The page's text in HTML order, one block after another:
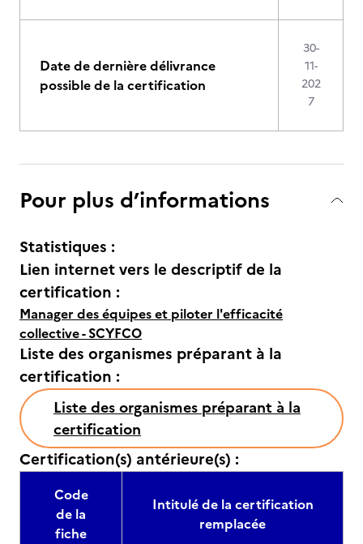
Date de dernière délivrance
possible de la certification
30-
11-
202
7
Pour plus d’informations
Statistiques :
Lien internet vers le descriptif de la
certification :
Manager des équipes et piloter l'efficacité
collective - SCYFCO
Liste des organismes préparant à la
certification :
Liste des organismes préparant à la
certification
Certification(s) antérieure(s) :
Code
de la
fiche
Intitulé de la certification
remplacée